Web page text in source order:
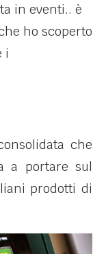
in eventi.. è
ho scoperto
i
che
a portare sul
prodotti di